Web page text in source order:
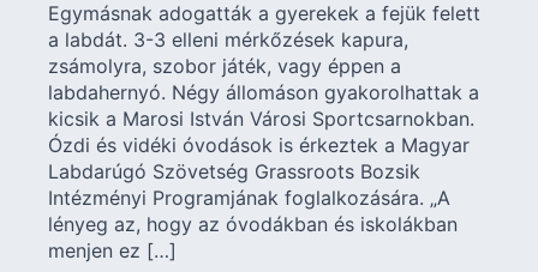
Egymásnak adogatták a gyerekek a fejük felett
a labdát. 3-3 elleni mérkőzések kapura,
zsámolyra, szobor játék, vagy éppen a
labdahernyó. Négy állomáson gyakorolhattak a
kicsik a Marosi István Városi Sportcsarnokban.
Ózdi és vidéki óvodások is érkeztek a Magyar
Labdarúgó Szövetség Grassroots Bozsik
Intézményi Programjának foglalkozására. „A
lényeg az, hogy az óvodákban és iskolákban
menjen ez […]